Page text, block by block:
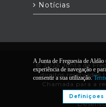
Notícias
© 2026 Junta de
direitos reservados |
Chamada para a
A Junta de Freguesia de
experiência de navegação e
consentir a sua utilização.
Definiçoes